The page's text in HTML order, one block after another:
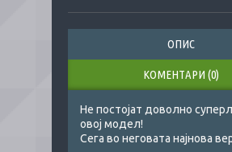
ОПИС
КОМЕНТАРИ (0)
Не постојат доволно
овој модел!
Сега во неговата најнова